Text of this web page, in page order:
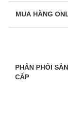
MUA HÀNG
PHÂN PHỐI
CẤP